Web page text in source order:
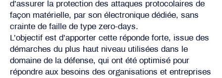
d’assurer la protection des attaques protocolaires de
façon matérielle, par son électronique dédiée, sans
crainte de faille de type zero-days.
L’objectif est d’apporter cette réponde forte, issue des
démarches du plus haut niveau utilisées dans le
domaine de la défense, qui ont été optimisé pour
répondre aux besoins des organisations et entreprises